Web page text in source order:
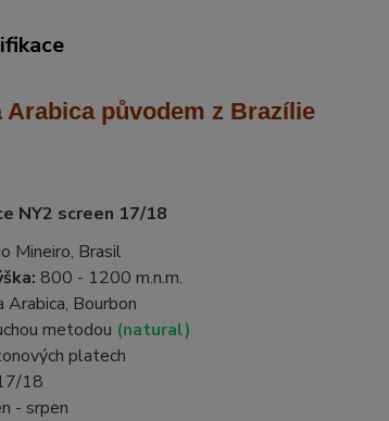
Arabica původem z Brazílie
NY2 screen 17/18
Mineiro, Brasil
800 - 1200 m.n.m.
Arabica, Bourbon
metodou (natural)
platech
18
- srpen